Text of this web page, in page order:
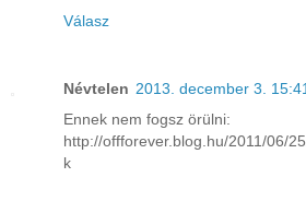
Válasz
Névtelen 2013. december 3. 15:41
Ennek nem fogsz örülni:
http://offforever.blog.hu/2011/06/
k